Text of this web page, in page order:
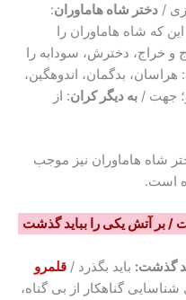
/ دختر شاه هاماوران:
که شاه هاماوران را
خراج، دخترش، سودابه را
: هراسان، بدگمان، اندوهگین،
جهت / به دیگر کران: از
شاه هاماوران نیز موجب
است.
گذشت: باید بگذرد / قلمرو
گناهکار از بی گناه،